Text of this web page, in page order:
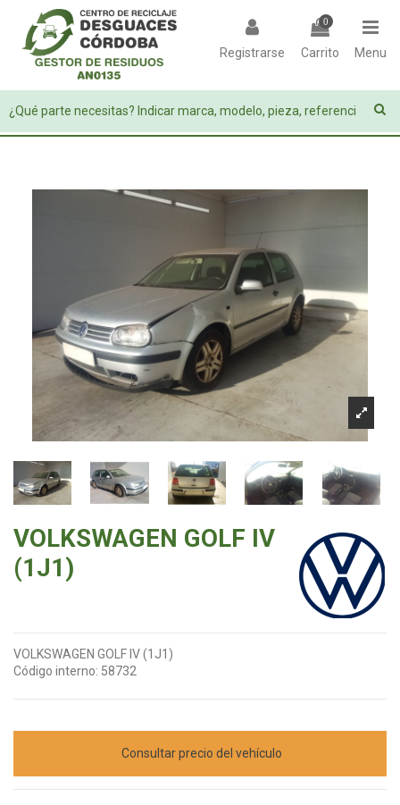
Registrarse
0
Carrito Menu
VOLKSWAGEN GOLF IV
(1J1)
VOLKSWAGEN GOLF IV (1J1)
Código interno: 58732
Consultar precio del vehículo